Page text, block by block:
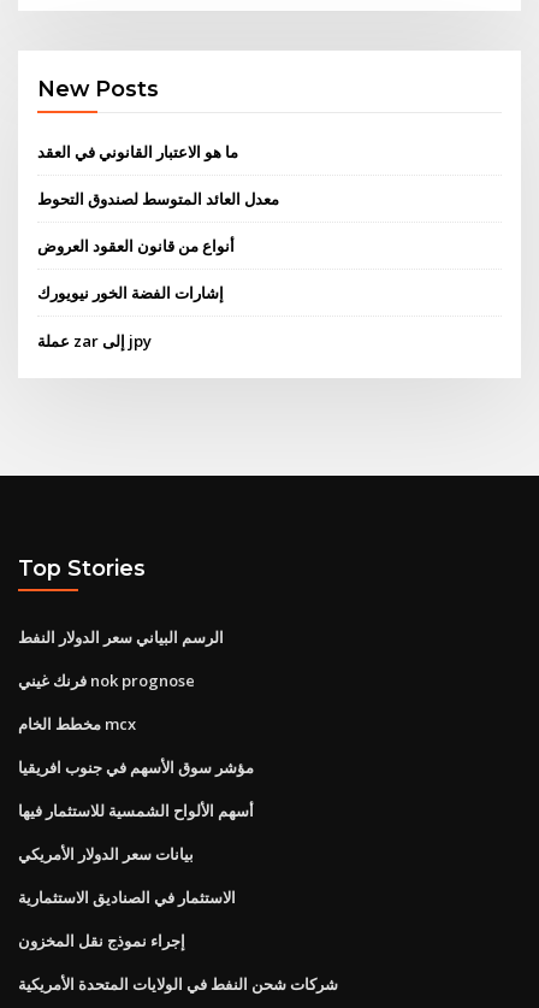
New Posts
ما هو الاعتبار القانوني في العقد
معدل العائد المتوسط ​​لصندوق التحوط
أنواع من قانون العقود العروض
إشارات الفضة الخور نيويورك
عملة zar إلى jpy
Top Stories
الرسم البياني سعر الدولار النفط
فرنك غيني nok prognose
مخطط الخام mcx
مؤشر سوق الأسهم في جنوب افريقيا
أسهم الألواح الشمسية للاستثمار فيها
بيانات سعر الدولار الأمريكي
الاستثمار في الصناديق الاستثمارية
إجراء نموذج نقل المخزون
شركات شحن النفط في الولايات المتحدة الأمريكية